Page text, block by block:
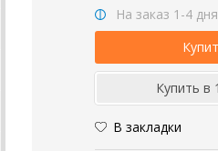
На заказ 1-4 дня
В закладки